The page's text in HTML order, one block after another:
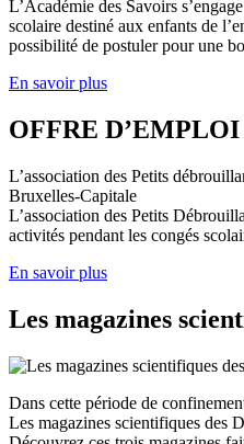
L’Académie des Savoirs
scolaire destiné aux enfants de
possibilité de postuler pour une
En savoir plus
OFFRE D’EMPLOI
L’association des Petits
Bruxelles-Capitale
L’association des Petits
activités pendant les congés
En savoir plus
Les magazines
Dans cette période de
Les magazines scientifiques des